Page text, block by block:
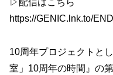
▷配信はこちら
https://GENIC.lnk.to/
10周年プロジェクトと
室」10周年の時間』の